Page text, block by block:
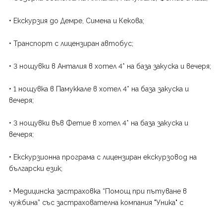
• Екскурзия до Демре, Симена и Кекова;
• Транспорт с лицензиран автобус;
• 3 нощувки в Анталия в хотел 4* на база закуска и вечеря;
• 1 нощувка в Памуккале в хотел 4* на база закуска и
вечеря;
• 3 нощувки във Фетие в хотел 4* на база закуска и
вечеря;
• Екскурзионна програма с лицензиран екскурзовод на
български език;
• Медицинска застраховка “Помощ при пътуване в
чужбина” със застрахователна компания "Уника" с